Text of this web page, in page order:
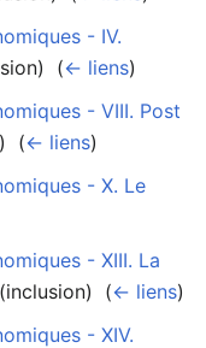
- IV.
(← liens)
- VIII. Post
(← liens)
- X. Le
- XIII. La
(inclusion) ‎ (← liens)
- XIV.